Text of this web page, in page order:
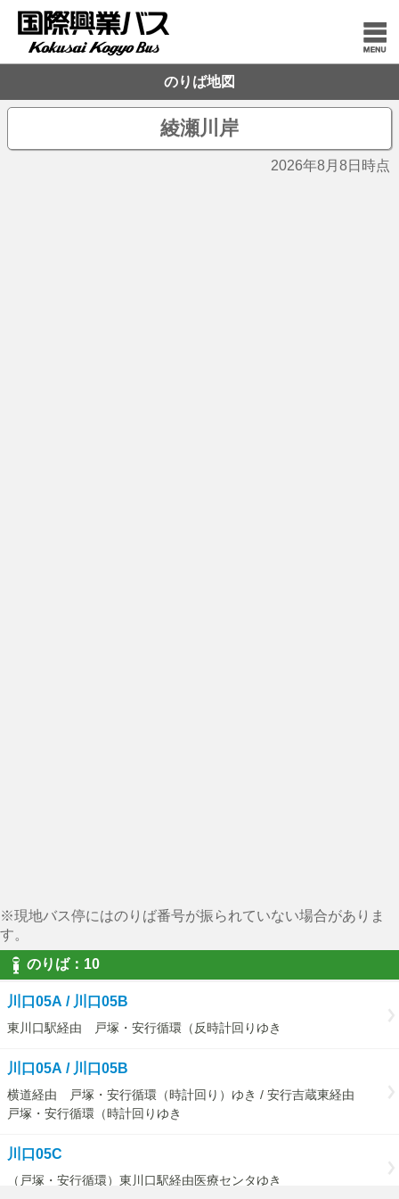
のりば地図
綾瀬川岸
2026年8月8日時点
※現地バス停にはのりば番号が振られていない場合がありま
す。
のりば：10
川口05A / 川口05B
東川口駅経由 戸塚・安行循環（反時計回りゆき
川口05A / 川口05B
横道経由 戸塚・安行循環（時計回り）ゆき / 安行吉蔵東経由
戸塚・安行循環（時計回りゆき
川口05C
（戸塚・安行循環）東川口駅経由医療センタゆき